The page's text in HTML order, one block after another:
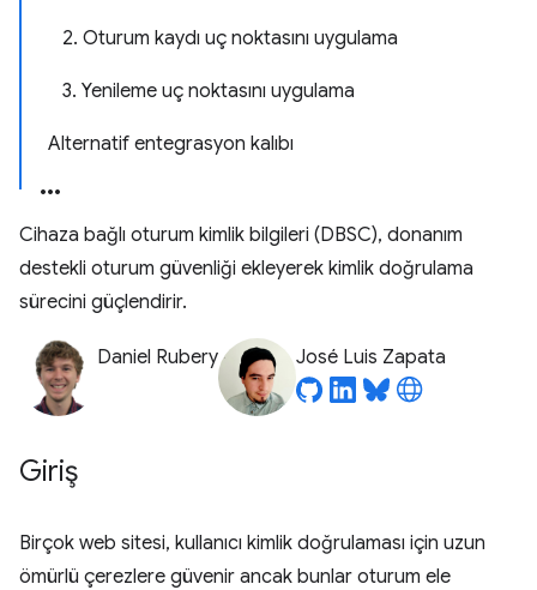
2. Oturum kaydı uç noktasını uygulama
3. Yenileme uç noktasını uygulama
Alternatif entegrasyon kalıbı
Cihaza bağlı oturum kimlik bilgileri (DBSC), donanım
destekli oturum güvenliği ekleyerek kimlik doğrulama
sürecini güçlendirir.
Daniel Rubery José Luis Zapata
Giriş
Birçok web sitesi, kullanıcı kimlik doğrulaması için uzun
ömürlü çerezlere güvenir ancak bunlar oturum ele